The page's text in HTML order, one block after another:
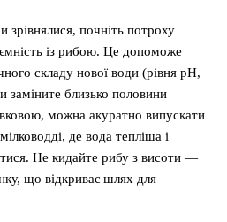
зрівнялися, почніть потроху
із рибою. Це допоможе
складу нової води (рівня pH,
заміните близько половини
можна акуратно випускати
де вода тепліша і
Не кидайте рибу з висоти —
що відкриває шлях для